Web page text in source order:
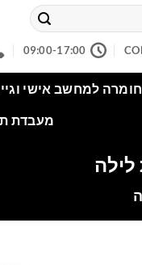
09:00-17:00
חומרה למחשב אישי
מעבדת